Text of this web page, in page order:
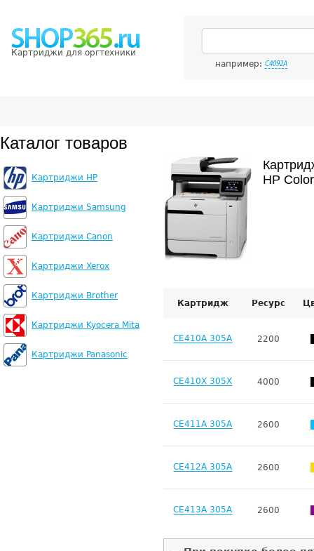
Картриджи для оргтехники
например: C4092A
Каталог товаров
Картриджи HP
Картриджи Samsung
Картриджи Canon
Картриджи Xerox
Картриджи Brother
Картриджи Kyocera Mita
Картриджи Panasonic
HP
Картридж Ресурс
CE410A 305A 2200
CE410X 305X 4000
CE411A 305A 2600
CE412A 305A 2600
CE413A 305A 2600